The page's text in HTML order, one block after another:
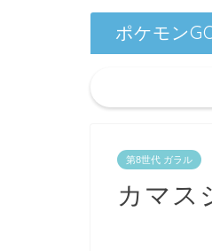
ポケモン
第8世代 ガラル
カマス